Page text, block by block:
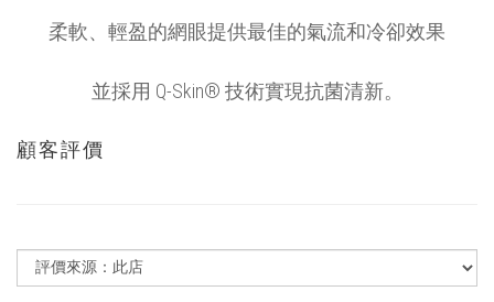
柔軟、輕盈的網眼提供最佳的氣流和冷卻效果
並採用 Q-Skin® 技術實現抗菌清新。
顧客評價